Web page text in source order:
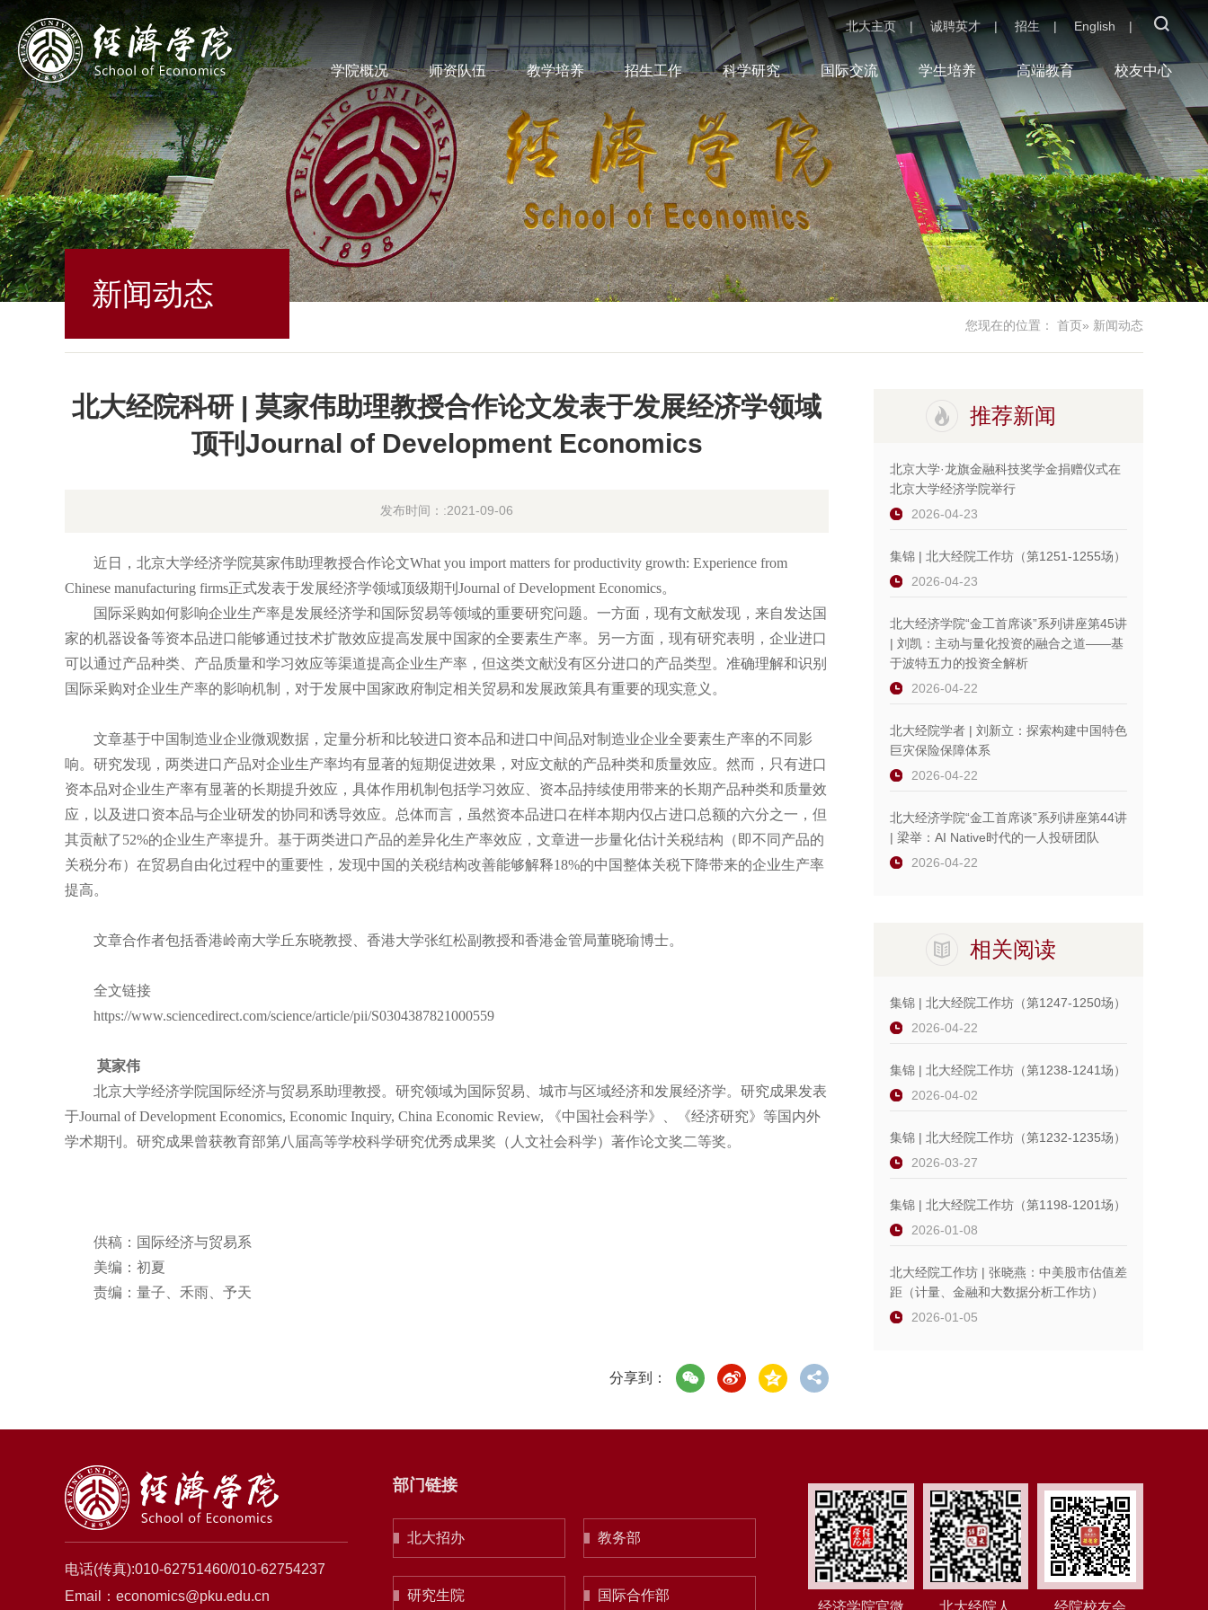
北大主页 | 诚聘英才 | 招生 | English |
学院概况 师资队伍 教学培养 招生工作 科学研究 国际交流 学生培养 高端教育 校友中心
新闻动态
您现在的位置： 首页» 新闻动态
推荐新闻
北京大学·龙旗金融科技奖学金捐赠仪式在
北京大学经济学院举行
2026-04-23
集锦 | 北大经院工作坊（第1251-1255场）
2026-04-23
北大经济学院“金工首席谈”系列讲座第45讲
| 刘凯：主动与量化投资的融合之道——基
于波特五力的投资全解析
2026-04-22
北大经院学者 | 刘新立：探索构建中国特色
巨灾保险保障体系
2026-04-22
北大经济学院“金工首席谈”系列讲座第44讲
| 梁举：AI Native时代的一人投研团队
2026-04-22
相关阅读
集锦 | 北大经院工作坊（第1247-1250场）
2026-04-22
集锦 | 北大经院工作坊（第1238-1241场）
2026-04-02
集锦 | 北大经院工作坊（第1232-1235场）
2026-03-27
集锦 | 北大经院工作坊（第1198-1201场）
2026-01-08
北大经院工作坊 | 张晓燕：中美股市估值差
距（计量、金融和大数据分析工作坊）
2026-01-05
北大经院科研 | 莫家伟助理教授合作论文发表于发展经济学领域
顶刊Journal of Development Economics
发布时间：:2021-09-06
近日，北京大学经济学院莫家伟助理教授合作论文What you import matters for productivity growth: Experience from
Chinese manufacturing firms正式发表于发展经济学领域顶级期刊Journal of Development Economics。
国际采购如何影响企业生产率是发展经济学和国际贸易等领域的重要研究问题。一方面，现有文献发现，来自发达国
家的机器设备等资本品进口能够通过技术扩散效应提高发展中国家的全要素生产率。另一方面，现有研究表明，企业进口
可以通过产品种类、产品质量和学习效应等渠道提高企业生产率，但这类文献没有区分进口的产品类型。准确理解和识别
国际采购对企业生产率的影响机制，对于发展中国家政府制定相关贸易和发展政策具有重要的现实意义。
文章基于中国制造业企业微观数据，定量分析和比较进口资本品和进口中间品对制造业企业全要素生产率的不同影
响。研究发现，两类进口产品对企业生产率均有显著的短期促进效果，对应文献的产品种类和质量效应。然而，只有进口
资本品对企业生产率有显著的长期提升效应，具体作用机制包括学习效应、资本品持续使用带来的长期产品种类和质量效
应，以及进口资本品与企业研发的协同和诱导效应。总体而言，虽然资本品进口在样本期内仅占进口总额的六分之一，但
其贡献了52%的企业生产率提升。基于两类进口产品的差异化生产率效应，文章进一步量化估计关税结构（即不同产品的
关税分布）在贸易自由化过程中的重要性，发现中国的关税结构改善能够解释18%的中国整体关税下降带来的企业生产率
提高。
文章合作者包括香港岭南大学丘东晓教授、香港大学张红松副教授和香港金管局董晓瑜博士。
全文链接
https://www.sciencedirect.com/science/article/pii/S0304387821000559
莫家伟
北京大学经济学院国际经济与贸易系助理教授。研究领域为国际贸易、城市与区域经济和发展经济学。研究成果发表
于Journal of Development Economics, Economic Inquiry, China Economic Review, 《中国社会科学》、《经济研究》等国内外
学术期刊。研究成果曾获教育部第八届高等学校科学研究优秀成果奖（人文社会科学）著作论文奖二等奖。
供稿：国际经济与贸易系
美编：初夏
责编：量子、禾雨、予天
分享到：
电话(传真):010-62751460/010-62754237
Email：economics@pku.edu.cn
部门链接
北大招办 教务部
研究生院 国际合作部
经济学院官微 北大经院人 经院校友会